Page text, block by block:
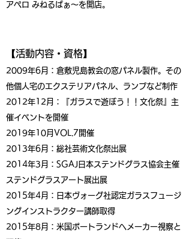
アペロ みねるばぁ～を開店。
【活動内容・資格】
2009年6月：倉敷児島教会の窓パネル製作。その
他個人宅のエクステリアパネル、ランプなど制作
2012年12月：『ガラスで遊ぼう！！文化祭』主
催イベントを開催
2019年10月VOL.7開催
2013年6月：総社芸術文化祭出展
2014年3月：SGAJ日本ステンドグラス協会主催
ステンドグラスアート展出展
2015年4月：日本ヴォーグ社認定ガラスフュージ
ングインストラクター講師取得
2015年8月：米国ポートランドへメーカー視察と